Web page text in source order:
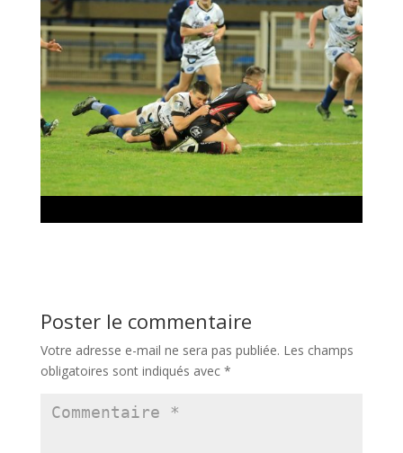
Poster le commentaire
Votre adresse e-mail ne sera pas publiée. Les champs
obligatoires sont indiqués avec *